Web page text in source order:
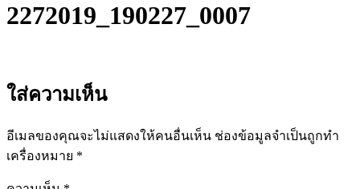
2272019_190227_0007
ใส่ความเห็น
อีเมลของคุณจะไม่แสดงให้คนอื่นเห็น ช่องข้อมูลจำเป็นถูกทำ
เครื่องหมาย *